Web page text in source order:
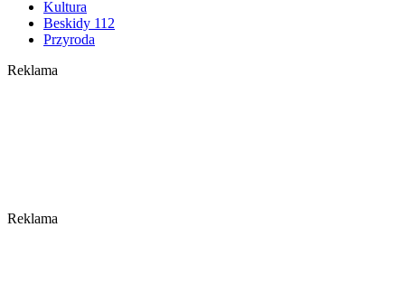
Kultura
Beskidy 112
Przyroda
Reklama
Reklama